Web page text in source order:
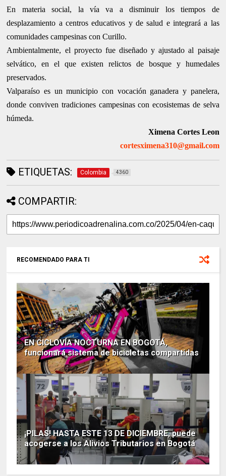
En materia social, la vía va a disminuir los tiempos de
desplazamiento a centros educativos y de salud e integrará a las
comunidades campesinas con Curillo.
Ambientalmente, el proyecto fue diseñado y ajustado al paisaje
selvático, en el que existen relictos de bosque y humedales
preservados.
Valparaíso es un municipio con vocación ganadera y panelera,
donde conviven tradiciones campesinas con ecosistemas de selva
húmeda.
Ximena Cortes Leon
cortesximena310@gmail.com
ETIQUETAS: Colombia 4360
COMPARTIR:
RECOMENDADO PARA TI
EN CICLOVÍA NOCTURNA EN BOGOTÁ,
funcionará sistema de bicicletas compartidas
¡PILAS! HASTA ESTE 13 DE DICIEMBRE, puede
acogerse a los Alivios Tributarios en Bogotá